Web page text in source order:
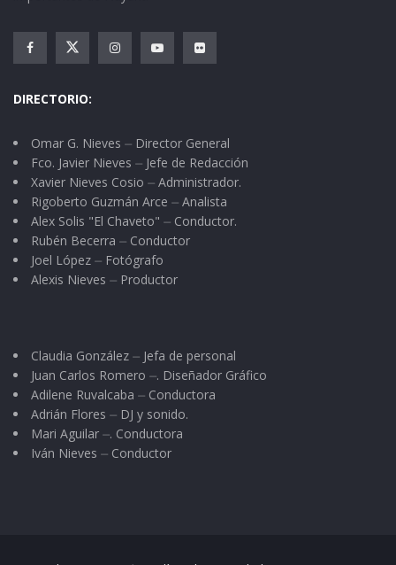
DIRECTORIO:
Omar G. Nieves ⏤ Director General
Fco. Javier Nieves ⏤ Jefe de Redacción
Xavier Nieves Cosio ⏤ Administrador.
Rigoberto Guzmán Arce ⏤ Analista
Alex Solis "El Chaveto" ⏤ Conductor.
Rubén Becerra ⏤ Conductor
Joel López ⏤ Fotógrafo
Alexis Nieves ⏤ Productor
Claudia González ⏤ Jefa de personal
Juan Carlos Romero ⏤. Diseñador Gráfico
Adilene Ruvalcaba ⏤ Conductora
Adrián Flores ⏤ DJ y sonido.
Mari Aguilar ⏤. Conductora
Iván Nieves ⏤ Conductor